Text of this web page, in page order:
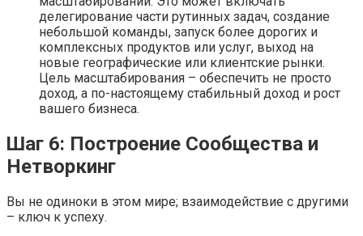
делегирование части рутинных задач, создание
небольшой команды, запуск более дорогих и
комплексных продуктов или услуг, выход на
новые географические или клиентские рынки.
Цель масштабирования – обеспечить не просто
доход, а по-настоящему стабильный доход и рост
вашего бизнеса.
Шаг 6: Построение Сообщества и
Нетворкинг
Вы не одиноки в этом мире; взаимодействие с другими
– ключ к успеху.